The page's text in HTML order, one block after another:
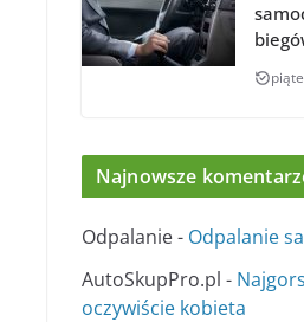
Najnowsze
Odpalanie- Odpalanie
AutoSkupPro.pl -
oczywiście kobieta